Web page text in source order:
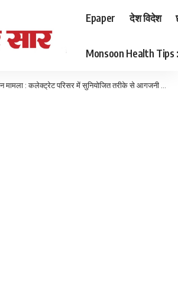
Epaper देश विदेश
Monsoon Health Tips :
परिसर में सुनियोजित तरीके से आगजनी की घटना को अंजाम देने के संकेत, एफएसएल की जांच टीम को मिले अहम सबूत